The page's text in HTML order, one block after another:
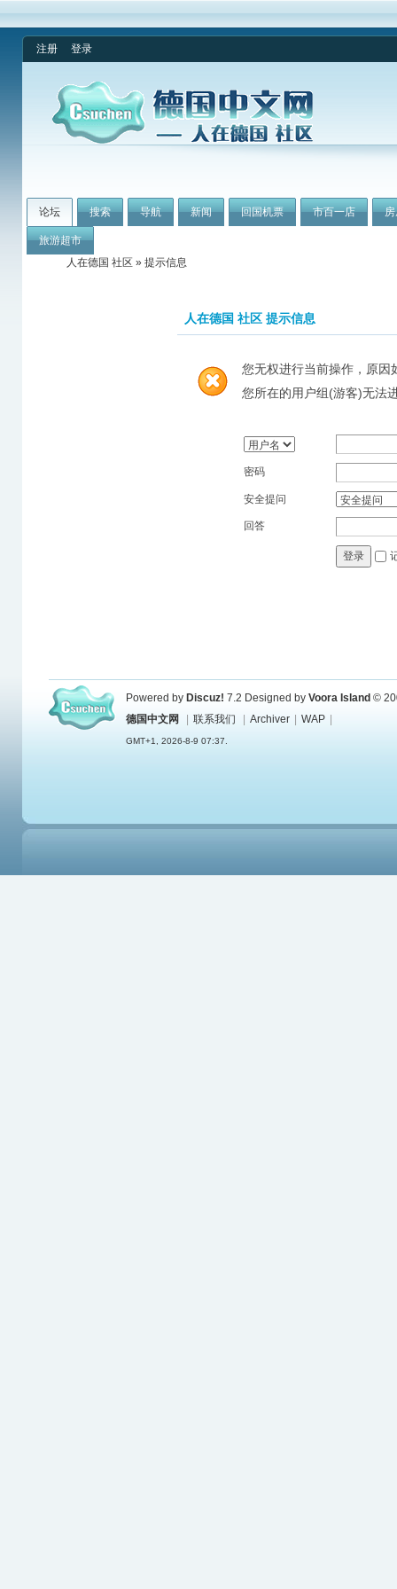
注册 登录
论坛 搜索 导航 新闻 回国机票 市百一店
旅游超市
人在德国 社区 » 提示信息
人在德国 社区 提示信息
您无权进行当前操作，原因
您所在的用户组(游客)无法
密码
安全提问
回答
登录
Powered by Discuz! 7.2 Designed by Voora Island ©
德国中文网
联系我们 Archiver WAP
GMT+1, 2026-8-9 07:37.